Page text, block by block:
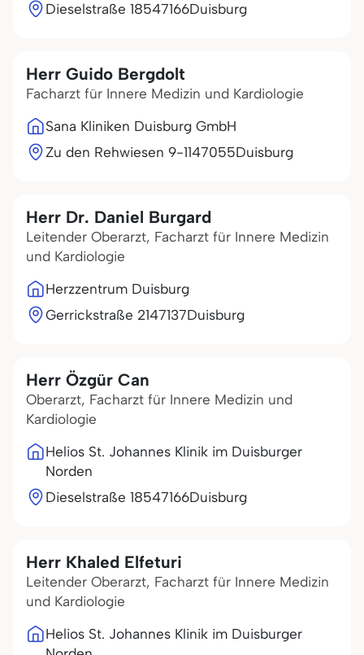
Dieselstraße 18547166Duisburg
Herr Guido Bergdolt
Facharzt für Innere Medizin und Kardiologie
Sana Kliniken Duisburg GmbH
Zu den Rehwiesen 9-1147055Duisburg
Herr Dr. Daniel Burgard
Leitender Oberarzt, Facharzt für Innere Medizin
und Kardiologie
Herzzentrum Duisburg
Gerrickstraße 2147137Duisburg
Herr Özgür Can
Oberarzt, Facharzt für Innere Medizin und
Kardiologie
Helios St. Johannes Klinik im Duisburger
Norden
Dieselstraße 18547166Duisburg
Herr Khaled Elfeturi
Leitender Oberarzt, Facharzt für Innere Medizin
und Kardiologie
Helios St. Johannes Klinik im Duisburger